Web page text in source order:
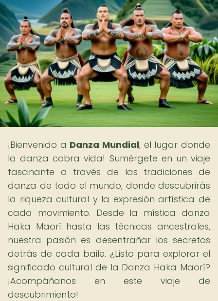
¡Bienvenido a Danza Mundial, el lugar donde
la danza cobra vida! Sumérgete en un viaje
fascinante a través de las tradiciones de
danza de todo el mundo, donde descubrirás
la riqueza cultural y la expresión artística de
cada movimiento. Desde la mística danza
Haka Maorí hasta las técnicas ancestrales,
nuestra pasión es desentrañar los secretos
detrás de cada baile. ¿Listo para explorar el
significado cultural de la Danza Haka Maorí?
¡Acompáñanos en este viaje de
descubrimiento!